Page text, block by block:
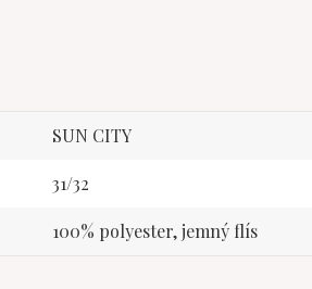
SUN CITY
31/32
100% polyester, jemný flís